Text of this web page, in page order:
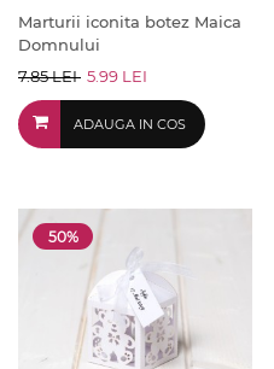
Marturii iconita botez Maica
Domnului
7.85 LEI 5.99 LEI
ADAUGA IN COS
50%